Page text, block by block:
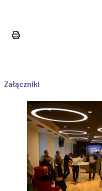
Wydrukuj
Załączniki